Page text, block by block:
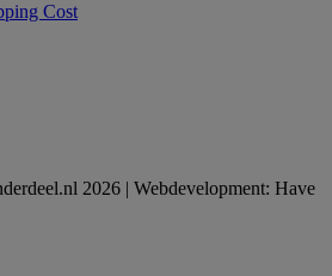
Cost
2026 | Webdevelopment: Have